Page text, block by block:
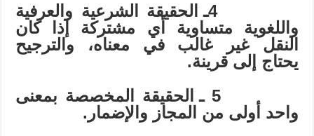
4 ـالحقيقة الشرعية والعرفية
واللغوية متساوية أي مشتركة إذا كان
النقل غير غالب في معناه، والترجيح
يحتاج إلى قرينة.
5
ـالحقيقة المخصصة بمعنى
واحد أولى من المجاز والإضمار.